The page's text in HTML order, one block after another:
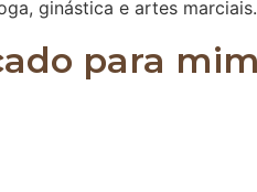
ginástica e artes marciais.
para